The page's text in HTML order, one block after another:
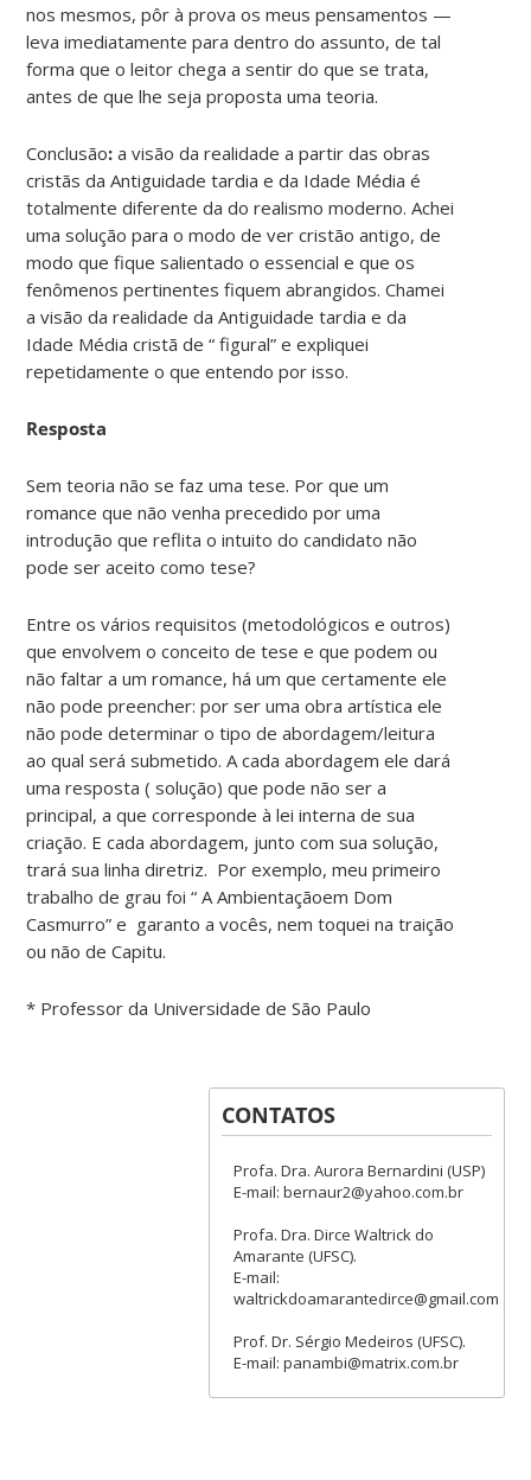
nos mesmos, pôr à prova os meus pensamentos —
leva imediatamente para dentro do assunto, de tal
forma que o leitor chega a sentir do que se trata,
antes de que lhe seja proposta uma teoria.
Conclusão: a visão da realidade a partir das obras
cristãs da Antiguidade tardia e da Idade Média é
totalmente diferente da do realismo moderno. Achei
uma solução para o modo de ver cristão antigo, de
modo que fique salientado o essencial e que os
fenômenos pertinentes fiquem abrangidos. Chamei
a visão da realidade da Antiguidade tardia e da
Idade Média cristã de “ figural” e expliquei
repetidamente o que entendo por isso.
Resposta
Sem teoria não se faz uma tese. Por que um
romance que não venha precedido por uma
introdução que reflita o intuito do candidato não
pode ser aceito como tese?
Entre os vários requisitos (metodológicos e outros)
que envolvem o conceito de tese e que podem ou
não faltar a um romance, há um que certamente ele
não pode preencher: por ser uma obra artística ele
não pode determinar o tipo de abordagem/leitura
ao qual será submetido. A cada abordagem ele dará
uma resposta ( solução) que pode não ser a
principal, a que corresponde à lei interna de sua
criação. E cada abordagem, junto com sua solução,
trará sua linha diretriz. Por exemplo, meu primeiro
trabalho de grau foi “ A Ambientaçãoem Dom
Casmurro” e garanto a vocês, nem toquei na traição
ou não de Capitu.
* Professor da Universidade de São Paulo
CONTATOS
Profa. Dra. Aurora Bernardini (USP)
E-mail: bernaur2@yahoo.com.br
Profa. Dra. Dirce Waltrick do
Amarante (UFSC).
E-mail:
waltrickdoamarantedirce@gmail.com
Prof. Dr. Sérgio Medeiros (UFSC).
E-mail: panambi@matrix.com.br